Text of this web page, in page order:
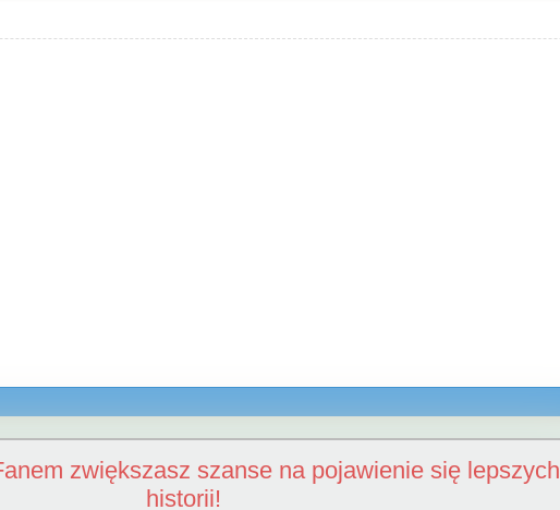
zwiększasz szanse na pojawienie się lepszych
historii!